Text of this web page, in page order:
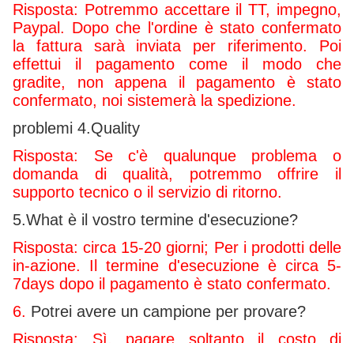
Risposta: Potremmo accettare il TT, impegno,
Paypal. Dopo che l'ordine è stato confermato
la fattura sarà inviata per riferimento. Poi
effettui il pagamento come il modo che
gradite, non appena il pagamento è stato
confermato, noi sistemerà la spedizione.
problemi 4.Quality
Risposta: Se c'è qualunque problema o
domanda di qualità, potremmo offrire il
supporto tecnico o il servizio di ritorno.
5.What è il vostro termine d'esecuzione?
Risposta: circa 15-20 giorni; Per i prodotti delle
in-azione. Il termine d'esecuzione è circa 5-
7days dopo il pagamento è stato confermato.
6. Potrei avere un campione per provare?
Risposta: Sì, pagare soltanto il costo di